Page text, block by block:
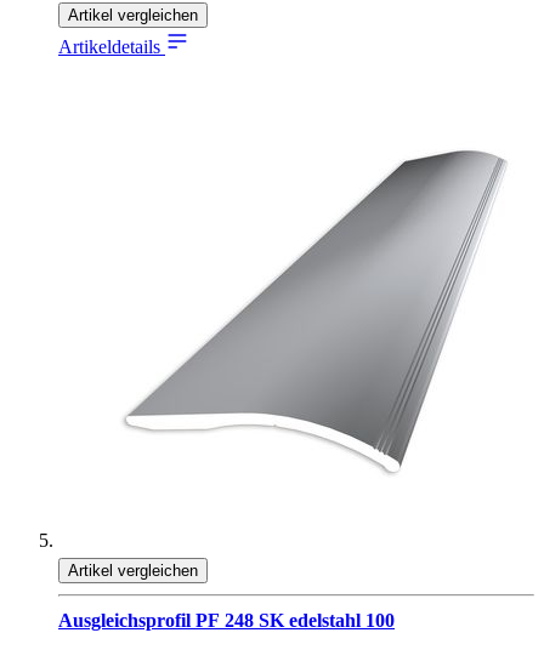
Artikel vergleichen
Artikeldetails
Artikel vergleichen
Ausgleichsprofil PF 248 SK edelstahl 100